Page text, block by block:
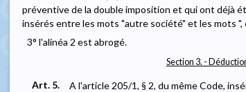
préventive de la double imposition et qui ont déjà
insérés entre les mots "autre société" et les mots
3° l'alinéa 2 est abrogé.
Section 3. -
Art. 5. A l'article 205/1, § 2, du même Code,